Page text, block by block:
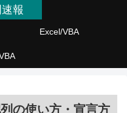
報
Excel/VBA
の使い方・宣言方